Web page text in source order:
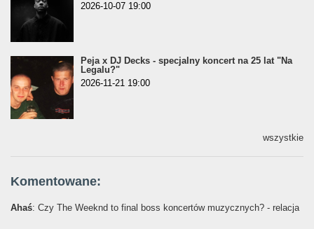
2026-10-07 19:00
Peja x DJ Decks - specjalny koncert na 25 lat "Na
Legalu?"
2026-11-21 19:00
wszystkie
Komentowane:
Ahaś: Czy The Weeknd to final boss koncertów muzycznych? - relacja